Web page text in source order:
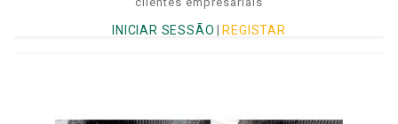
INICIAR SESSÃO |REGISTAR